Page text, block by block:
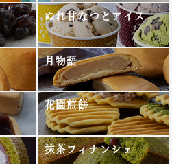
ぬれ甘なつとアイス
月物語
花園煎餅
抹茶フィナンシェ